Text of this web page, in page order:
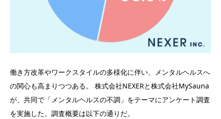
働き方改革やワークスタイルの多様化に伴い、メンタルヘルスへ
の関心も高まりつつある。 株式会社NEXERと株式会社MySauna
が、共同で「メンタルヘルスの不調」をテーマにアンケート調査
を実施した。調査概要は以下の通りだ。